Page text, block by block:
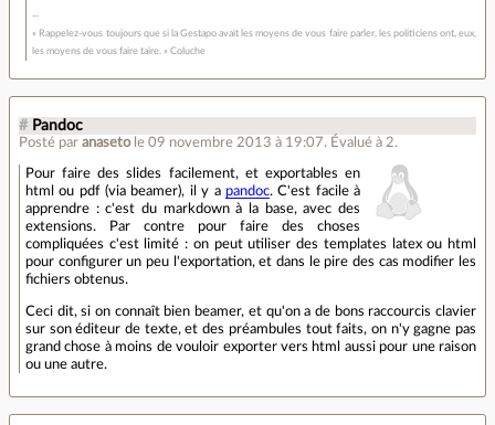
« Rappelez-vous toujours que si la Gestapo avait les moyens de vous faire parler, les politiciens ont, eux,
les moyens de vous faire taire. » Coluche
# Pandoc
Posté par anaseto le 09 novembre 2013 à 19:07. Évalué à 2.
Pour faire des slides facilement, et exportables en
html ou pdf (via beamer), il y a pandoc. C'est facile à
apprendre : c'est du markdown à la base, avec des
extensions. Par contre pour faire des choses
compliquées c'est limité : on peut utiliser des templates latex ou html
pour configurer un peu l'exportation, et dans le pire des cas modifier les
fichiers obtenus.
Ceci dit, si on connaît bien beamer, et qu'on a de bons raccourcis clavier
sur son éditeur de texte, et des préambules tout faits, on n'y gagne pas
grand chose à moins de vouloir exporter vers html aussi pour une raison
ou une autre.